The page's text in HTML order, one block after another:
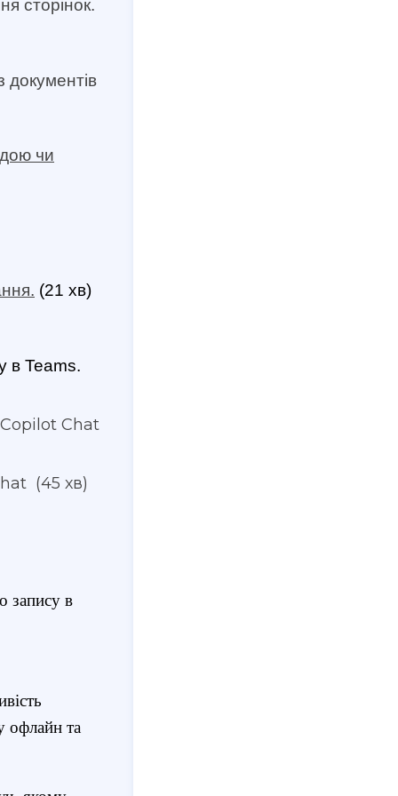
сторінок.
чи
(21 хв)
в Teams.
Chat
(45 хв)
запису в
офлайн та